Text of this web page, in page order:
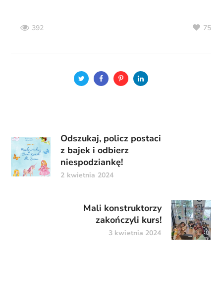
392 75
Odszukaj, policz postaci
z bajek i odbierz
niespodziankę!
2 kwietnia 2024
Mali konstruktorzy
zakończyli kurs!
3 kwietnia 2024